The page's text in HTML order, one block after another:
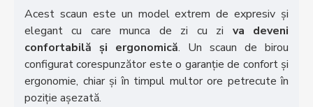
Acest scaun este un model extrem de expresiv și
elegant cu care munca de zi cu zi va deveni
confortabilă și ergonomică. Un scaun de birou
configurat corespunzător este o garanție de confort și
ergonomie, chiar și în timpul multor ore petrecute în
poziție așezată.